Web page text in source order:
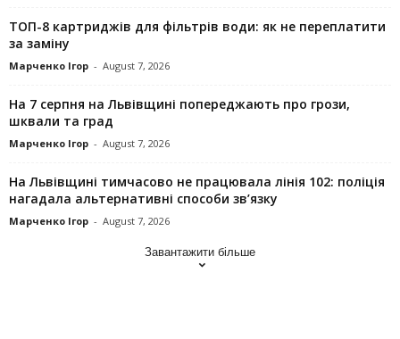
ТОП-8 картриджів для фільтрів води: як не переплатити
за заміну
Марченко Ігор - August 7, 2026
На 7 серпня на Львівщині попереджають про грози,
шквали та град
Марченко Ігор - August 7, 2026
На Львівщині тимчасово не працювала лінія 102: поліція
нагадала альтернативні способи зв’язку
Марченко Ігор - August 7, 2026
Завантажити більше